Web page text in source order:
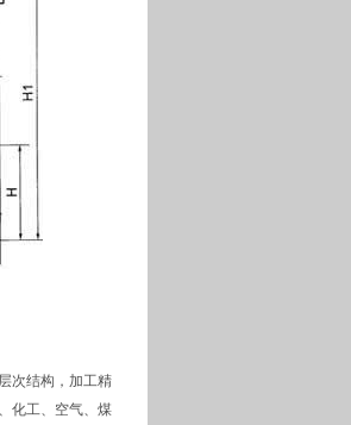
次结构，加工精
化工、空气、煤